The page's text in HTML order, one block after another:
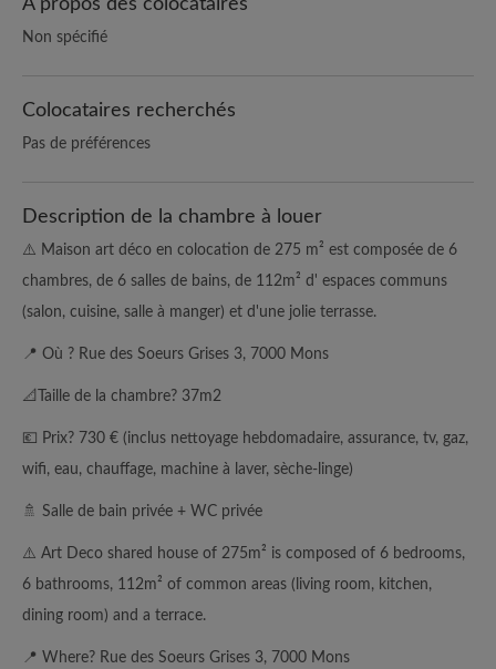
A propos des colocataires
Non spécifié
Colocataires recherchés
Pas de préférences
Description de la chambre à louer
⚠️ Maison art déco en colocation de 275 m² est composée de 6
chambres, de 6 salles de bains, de 112m² d' espaces communs
(salon, cuisine, salle à manger) et d'une jolie terrasse.
📍 Où ? Rue des Soeurs Grises 3, 7000 Mons
📐Taille de la chambre? 37m2
💶 Prix? 730 € (inclus nettoyage hebdomadaire, assurance, tv, gaz,
wifi, eau, chauffage, machine à laver, sèche-linge)
🚿 Salle de bain privée + WC privée
⚠️ Art Deco shared house of 275m² is composed of 6 bedrooms,
6 bathrooms, 112m² of common areas (living room, kitchen,
dining room) and a terrace.
📍 Where? Rue des Soeurs Grises 3, 7000 Mons